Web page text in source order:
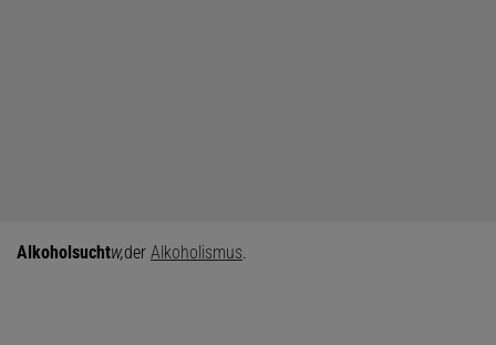
Alkoholsuchtw,der Alkoholismus.